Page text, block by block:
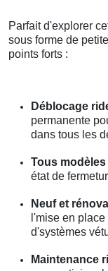
Parfait d'explorer
sous forme de
points forts :
Déblocage
permanente
dans tous les
Tous modèles
état de
Neuf et
l'mise en
d'systèmes
Maintenance